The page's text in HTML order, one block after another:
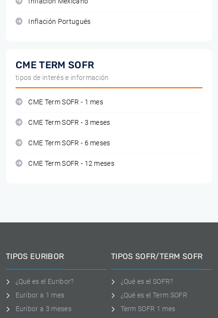
Inflación Portugués
CME TERM SOFR
tipos de interés e información
CME Term SOFR - 1 mes
CME Term SOFR - 3 meses
CME Term SOFR - 6 meses
CME Term SOFR - 12 meses
TIPOS EURIBOR
¿Qué es el Euribor?
Euribor a 1 mes
Euribor a 3 meses
TIPOS SOFR/TERM SOFR
¿Qué es el SOFR?
¿Qué es el Term SOFR
Term SOFR 1 mes